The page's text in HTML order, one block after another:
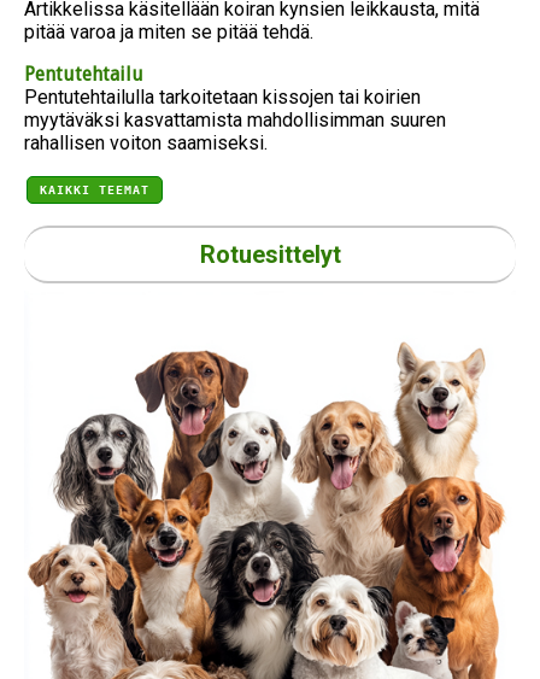
Artikkelissa käsitellään koiran kynsien leikkausta, mitä
pitää varoa ja miten se pitää tehdä.
Pentutehtailu
Pentutehtailulla tarkoitetaan kissojen tai koirien
myytäväksi kasvattamista mahdollisimman suuren
rahallisen voiton saamiseksi.
KAIKKI TEEMAT
Rotuesittelyt